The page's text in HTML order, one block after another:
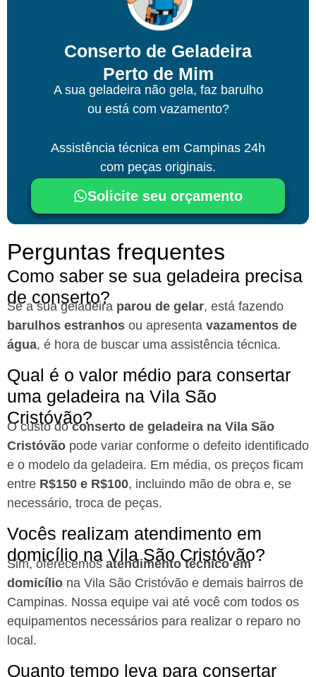
Conserto de Geladeira
Perto de Mim
A sua geladeira não gela, faz barulho
ou está com vazamento?
Assistência técnica em Campinas 24h
com peças originais.
Solicite seu orçamento
Perguntas frequentes
Como saber se sua geladeira precisa
de conserto?
Se a sua geladeira parou de gelar, está fazendo
barulhos estranhos ou apresenta vazamentos de
água, é hora de buscar uma assistência técnica.
Qual é o valor médio para consertar
uma geladeira na Vila São
Cristóvão?
O custo doconserto de geladeira na Vila São
Cristóvão pode variar conforme o defeito identificado
e o modelo da geladeira. Em média, os preços ficam
entre R$150 e R$100, incluindo mão de obra e, se
necessário, troca de peças.
Vocês realizam atendimento em
domicílio na Vila São Cristóvão?
Sim, oferecemos atendimento técnico em
domicílio na Vila São Cristóvão e demais bairros de
Campinas. Nossa equipe vai até você com todos os
equipamentos necessários para realizar o reparo no
local.
Quanto tempo leva para consertar